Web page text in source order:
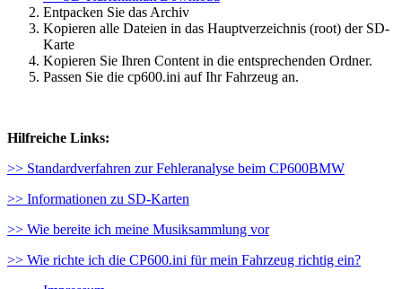
Entpacken Sie das Archiv
Kopieren alle Dateien in das Hauptverzeichnis (root) der SD-
Karte
Kopieren Sie Ihren Content in die entsprechenden Ordner.
Passen Sie die cp600.ini auf Ihr Fahrzeug an.
Hilfreiche Links:
>> Standardverfahren zur Fehleranalyse beim CP600BMW
>> Informationen zu SD-Karten
>> Wie bereite ich meine Musiksammlung vor
>> Wie richte ich die CP600.ini für mein Fahrzeug richtig ein?